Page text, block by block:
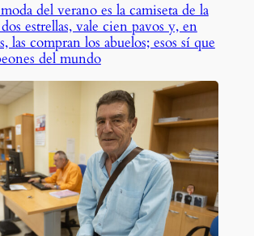
del verano es la camiseta de la
estrellas, vale cien pavos y, en
las compran los abuelos; esos sí que
del mundo